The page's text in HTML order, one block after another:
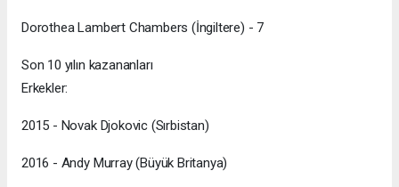
Dorothea Lambert Chambers (İngiltere) - 7
Son 10 yılın kazananları
Erkekler:
2015 - Novak Djokovic (Sırbistan)
2016 - Andy Murray (Büyük Britanya)